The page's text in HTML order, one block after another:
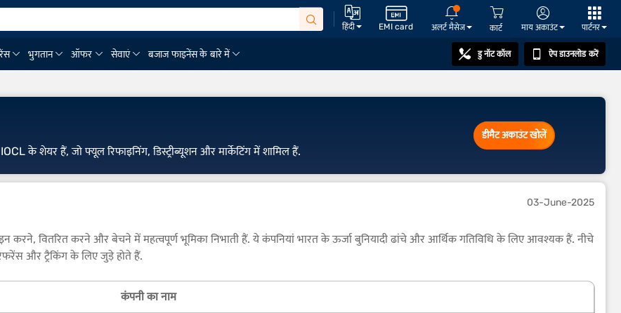
हिंदी EMI card अलर्ट मैसेज कार्ट माय अकाउंट पार्टनर
भुगतान ऑफर सेवाएं बजाज फाइनेंस के बारे में डु नॉट कॉल ऐप डाउनलोड करें
के शेयर हैं, जो फ्यूल रिफाइनिंग, डिस्ट्रीब्यूशन और मार्केटिंग में शामिल हैं.
डीमैट अकाउंट खोलें
03-June-2025
करने, वितरित करने और बेचने में महत्वपूर्ण भूमिका निभाती हैं. ये कंपनियां भारत के ऊर्जा बुनियादी ढांचे और आर्थिक गतिविधि के लिए आवश्यक हैं. नीचे
और ट्रैकिंग के लिए जुड़े होते हैं.
कंपनी का नाम